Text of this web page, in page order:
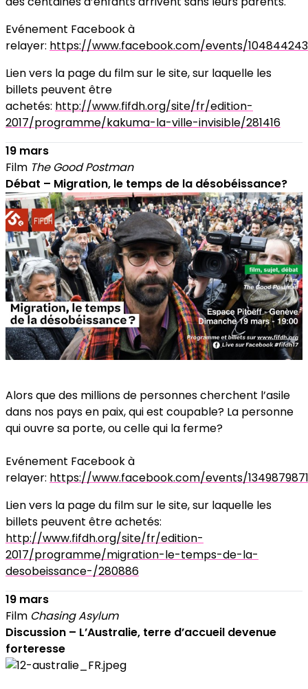
Evénement Facebook à
relayer: https://www.facebook.com/events/
Lien vers la page du film sur le site, sur laquelle les
billets peuvent être
achetés: http://www.fifdh.org/site/fr/edition-
2017/programme/kakuma-la-ville-invisible/281416
19 mars
Film The Good Postman
Débat – Migration, le temps de la désobéissance?
Alors que des millions de personnes cherchent l’asile
dans nos pays en paix, qui est coupable? La personne
qui ouvre sa porte, ou celle qui la ferme?
Evénement Facebook à
relayer: https://www.facebook.com/events/
Lien vers la page du film sur le site, sur laquelle les
billets peuvent être achetés:
http://www.fifdh.org/site/fr/edition-
2017/programme/migration-le-temps-de-la-
desobeissance-/280886
19 mars
Film Chasing Asylum
Discussion – L’Australie, terre d’accueil devenue
forteresse